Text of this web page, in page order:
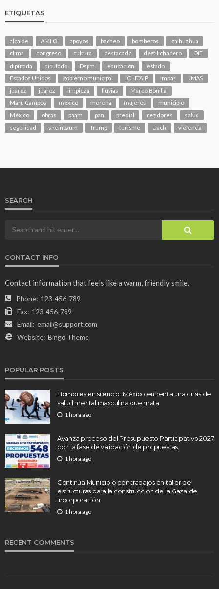
ETIQUETAS
alcalde AMLO apoyos bacheo bomberos
chihuahua
clima
congreso cultura destacado destilichadero
DIF
diputada
diputado Dspm educacion
estado
Estados Unidos
gobierno municipal ICHITAIP impas
JMAS
juarez
juárez limpieza lluvias
Marco Bonilla
Maru Campos
mexico morena mujeres
municipio
México
obras paam pan predial regidores
salud
seguridad
sheinbaum Trump turismo Uach violencia
SEARCH
CONTACT INFO
Contact information that feels like a warm, friendly smile.
Phone: 123-456-789
Fax: 123-456-789
Email: email@support.com
Website: Bingo Theme
POPULAR POSTS
Hombres en silencio: México enfrenta una crisis de
salud mental masculina que mata.
1 hora ago
Avanza proceso del Presupuesto Participativo 2027
con la fase de validación de propuestas.
1 hora ago
Continúa Municipio con trabajos en taller de
estructuras para la construcción de la Gaza de
Incorporación.
1 hora ago
RECENT COMMENTS